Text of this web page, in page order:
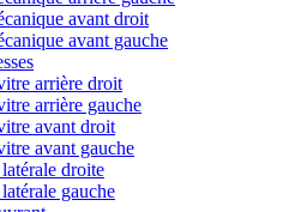
avant droit
avant gauche
arrière droit
arrière gauche
avant droit
avant gauche
droite
gauche